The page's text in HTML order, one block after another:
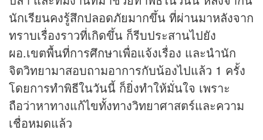
นักเรียนคงรู้สึกปลอดภัยมากขึ้น ที่ผ่านมาหลังจาก
ทราบเรื่องราวที่เกิดขึ้น ก็รีบประสานไปยัง
ผอ.เขตพื้นที่การศึกษาเพื่อแจ้งเรื่อง และนำนัก
จิตวิทยามาสอบถามอาการกับน้องไปแล้ว 1 ครั้ง
โดยการทำพิธีในวันนี้ ก็ยิ่งทำให้มั่นใจ เพราะ
ถือว่าหาทางแก้ไขทั้งทางวิทยาศาสตร์และความ
เชื่อหมดแล้ว